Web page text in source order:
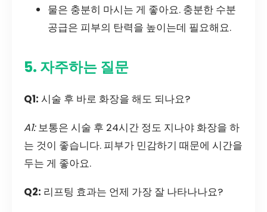
물은 충분히 마시는 게 좋아요. 충분한 수분
공급은 피부의 탄력을 높이는데 필요해요.
5. 자주하는 질문
Q1: 시술 후 바로 화장을 해도 되나요?
A1:보통은 시술 후 24시간 정도 지나야 화장을 하
는 것이 좋습니다. 피부가 민감하기 때문에 시간을
두는 게 좋아요.
Q2: 리프팅 효과는 언제 가장 잘 나타나나요?